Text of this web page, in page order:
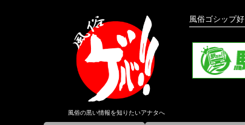
風俗の黒い情報を知りたいアナタへ
風俗ゴシップ